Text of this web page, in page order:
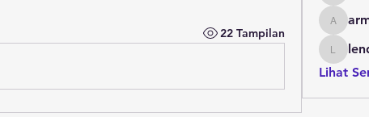
22 Tampilan
Lihat